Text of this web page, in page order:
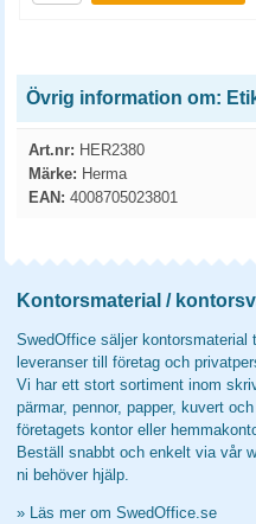
Övrig information om:
Art.nr: HER2380
Märke: Herma
EAN: 4008705023801
Kontorsmaterial /
SwedOffice säljer kontorsmaterial
leveranser till företag och
Vi har ett stort sortiment inom
pärmar, pennor, papper, kuvert
företagets kontor eller
Beställ snabbt och enkelt via vår
ni behöver hjälp.
» Läs mer om SwedOffice.se